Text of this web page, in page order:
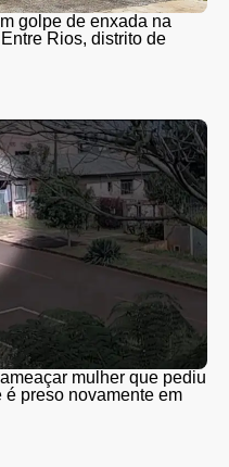
golpe de enxada na
Rios, distrito de
mulher que pediu
preso novamente em